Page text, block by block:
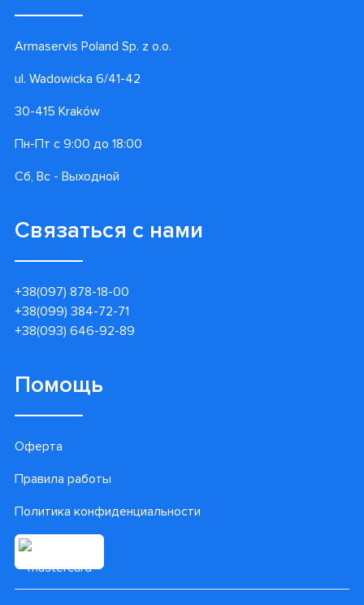
Armaservis Poland Sp. z o.o.
ul. Wadowicka 6/41-42
30-415 Kraków
Пн-Пт с 9:00 до 18:00
Сб, Вс - Выходной
Связаться с нами
+38(097) 878-18-00
+38(099) 384-72-71
+38(093) 646-92-89
Помощь
Оферта
Правила работы
Политика конфиденциальности